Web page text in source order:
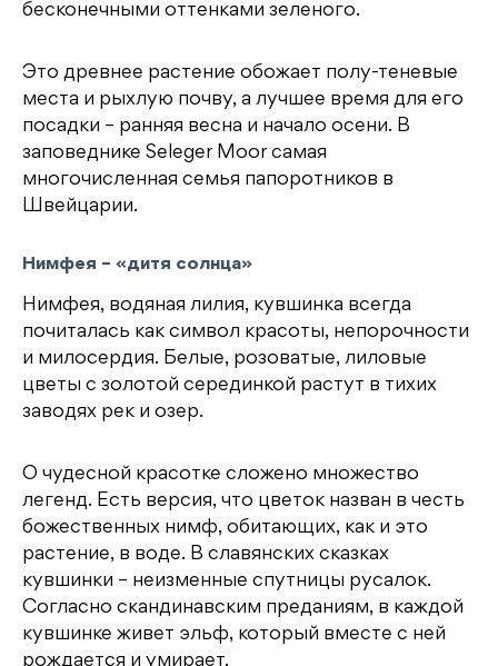
бесконечными оттенками зеленого.
Это древнее растение обожает полу-теневые
места и рыхлую почву, а лучшее время для его
посадки – ранняя весна и начало осени. В
заповеднике Seleger Moor самая
многочисленная семья папоротников в
Швейцарии.
Нимфея – «дитя солнца»
Нимфея, водяная лилия, кувшинка всегда
почиталась как символ красоты, непорочности
и милосердия. Белые, розоватые, лиловые
цветы с золотой серединкой растут в тихих
заводях рек и озер.
О чудесной красотке сложено множество
легенд. Есть версия, что цветок назван в честь
божественных нимф, обитающих, как и это
растение, в воде. В славянских сказках
кувшинки – неизменные спутницы русалок.
Согласно скандинавским преданиям, в каждой
кувшинке живет эльф, который вместе с ней
рождается и умирает.